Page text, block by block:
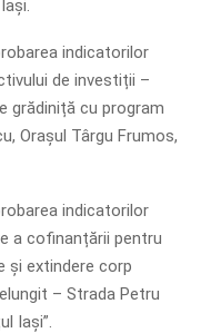
indicatorilor
de investiții –
grădiniță cu program
Orașul Târgu Frumos,
indicatorilor
a cofinanțării pentru
și extindere corp
– Strada Petru
Iași”.